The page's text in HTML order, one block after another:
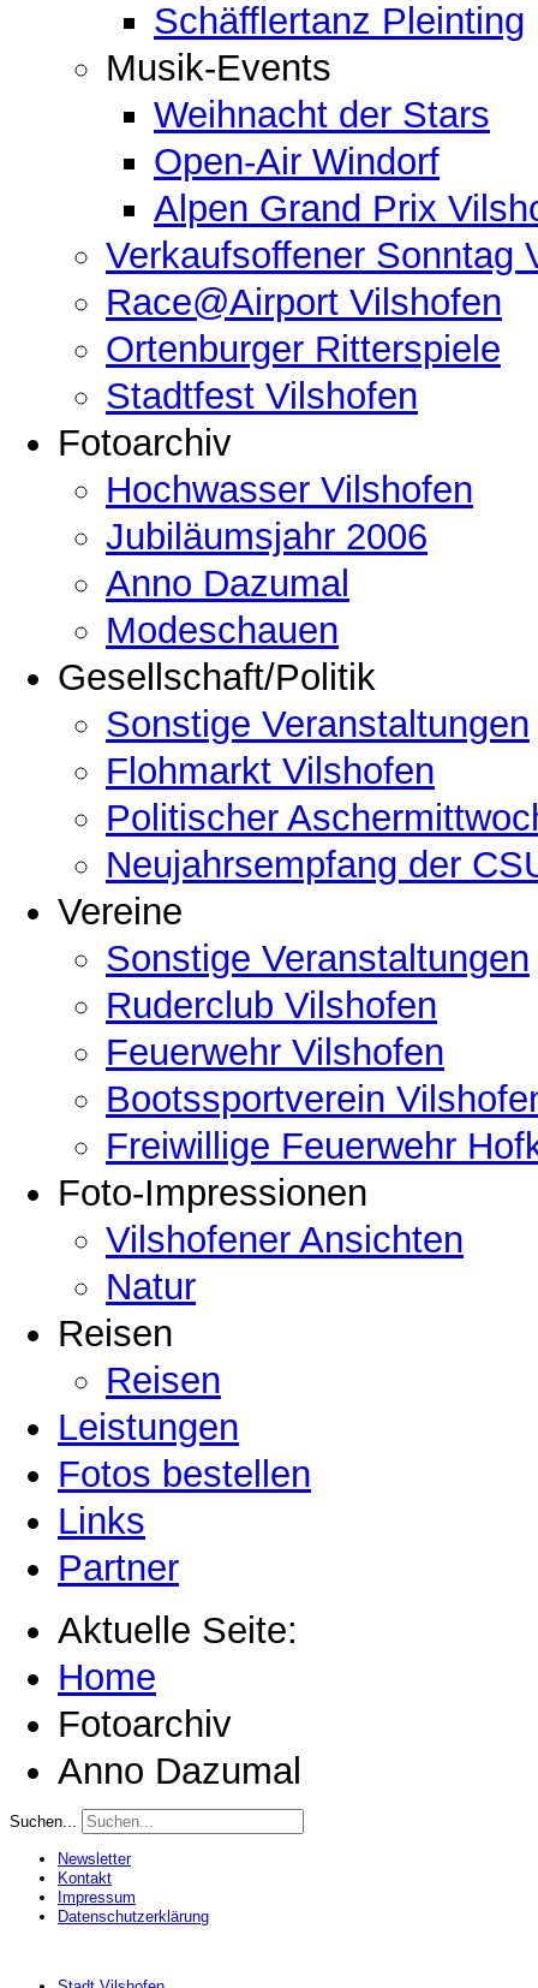
Schäfflertanz Pleinting
Musik-Events
Weihnacht der Stars
Open-Air Windorf
Alpen Grand Prix
Verkaufsoffener Sonntag
Race@Airport Vilshofen
Ortenburger Ritterspiele
Stadtfest Vilshofen
Fotoarchiv
Hochwasser Vilshofen
Jubiläumsjahr 2006
Anno Dazumal
Modeschauen
Gesellschaft/Politik
Sonstige Veranstaltungen
Flohmarkt Vilshofen
Politischer
Neujahrsempfang der
Vereine
Sonstige Veranstaltungen
Ruderclub Vilshofen
Feuerwehr Vilshofen
Bootssportverein
Freiwillige Feuerwehr
Foto-Impressionen
Vilshofener Ansichten
Natur
Reisen
Reisen
Leistungen
Fotos bestellen
Links
Partner
Aktuelle Seite:
Home
Fotoarchiv
Anno Dazumal
Suchen...
Newsletter
Kontakt
Impressum
Datenschutzerklärung